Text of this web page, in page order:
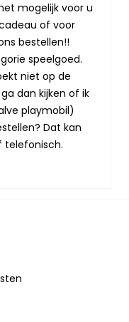
mogelijk voor u
of voor
bestellen!!
speelgoed.
niet op de
dan kijken of ik
playmobil)
Dat kan
telefonisch.